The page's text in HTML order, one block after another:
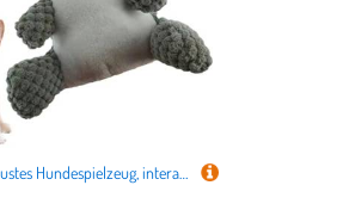
Ungtyb Robustes Hundespielzeug, interaktives Hundespielzeug, quietschendes Hundespielzeug, dekoratives Plüsch-Hundespielzeug für Stimulation, Unterhaltung, Interaktion, Lernen, mehrfarbig